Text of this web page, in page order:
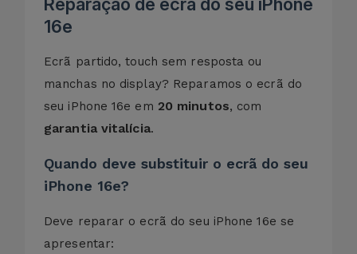
Reparação de ecrã do seu iPhone
16e
Ecrã partido, touch sem resposta ou
manchas no display? Reparamos o ecrã do
seu iPhone 16e em 20 minutos, com
garantia vitalícia.
Quando deve substituir o ecrã do seu
iPhone 16e?
Deve reparar o ecrã do seu iPhone 16e se
apresentar: